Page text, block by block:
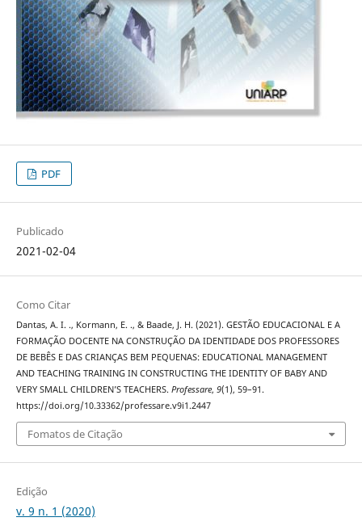
PDF
Publicado
2021-02-04
Como Citar
Dantas, A. I. ., Kormann, E. ., & Baade, J. H. (2021). GESTÃO EDUCACIONAL E A
FORMAÇÃO DOCENTE NA CONSTRUÇÃO DA IDENTIDADE DOS PROFESSORES
DE BEBÊS E DAS CRIANÇAS BEM PEQUENAS: EDUCATIONAL MANAGEMENT
AND TEACHING TRAINING IN CONSTRUCTING THE IDENTITY OF BABY AND
VERY SMALL CHILDREN’S TEACHERS. Professare, 9(1), 59–91.
https://doi.org/10.33362/professare.v9i1.2447
Fomatos de Citação
Edição
v. 9 n. 1 (2020)